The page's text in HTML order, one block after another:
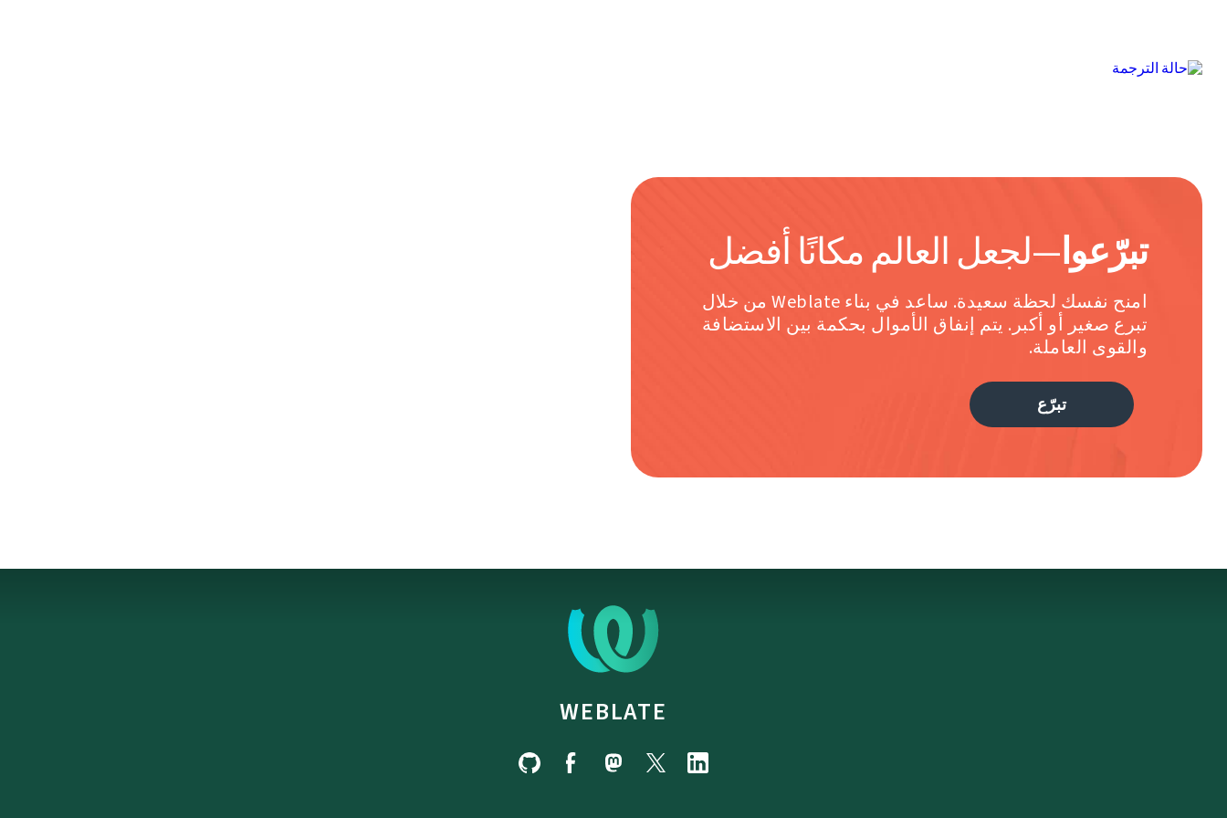
تبرّعوا—لجعل العالم مكانًا أفضل
امنح نفسك لحظة سعيدة. ساعد في بناء Weblate من خلال
تبرع صغير أو أكبر. يتم إنفاق الأموال بحكمة بين الاستضافة
والقوى العاملة.
تبرّع
WEBLATE